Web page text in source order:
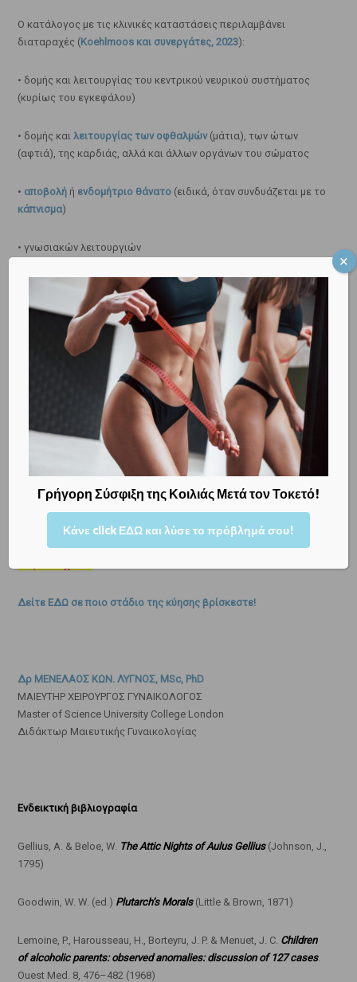
Ο κατάλογος με τις κλινικές καταστάσεις περιλαμβάνει
διαταραχές (Koehlmoos και συνεργάτες, 2023):
• δομής και λειτουργίας του κεντρικού νευρικού συστήματος
(κυρίως του εγκεφάλου)
• δομής και λειτουργίας των οφθαλμών(μάτια), των ώτων
(αφτιά), της καρδιάς, αλλά και άλλων οργάνων του σώματος
• αποβολήή ενδομήτριο θάνατο(ειδικά, όταν συνδυάζεται με το
κάπνισμα)
• γνωσιακών λειτουργιών
• της διάθεσης
• της ψυχικής υγείας (σύνδρομο διάσπασης της προσοχής/
υπερδραστηριότητας, κατάθλιψη, κατάχρηση ουσιών)
Κλείστε ΕΔΩ το ραντεβού σας, για να αντιμετωπίσουμε όποιο
γυναικολογικό θέμα, θέμα εγκυμοσύνης ή θέμα υπογονιμότητας
σας απασχολεί!
Κλείστε ΕΔΩ το ραντεβού σας, για να αντιμετωπίσουμε όποιο
γυναικολογικό θέμα, θέμα εγκυμοσύνης ή θέμα υπογονιμότητας
Δείτε ΕΔΩ σε ποιο στάδιο της κύησης βρίσκεστε!
Δρ ΜΕΝΕΛΑΟΣ ΚΩΝ. ΛΥΓΝΟΣ, MSc, PhD
ΜΑΙΕΥΤΗΡ ΧΕΙΡΟΥΡΓΟΣ ΓΥΝΑΙΚΟΛΟΓΟΣ
Master of Science University College London
Διδάκτωρ Μαιευτικής Γυναικολογίας
Ενδεικτική βιβλιογραφία
Gellius, A. & Beloe, W. The Attic Nights of Aulus Gellius(Johnson, J.,
1795)
Goodwin, W. W. (ed.) Plutarch’s Morals (Little & Brown, 1871)
Lemoine, P., Harousseau, H., Borteyru, J. P. & Menuet, J. C. Children
of alcoholic parents: observed anomalies: discussion of 127 cases.
Ouest Med. 8, 476–482 (1968)
Γρήγορη Σύσφιξη της Κοιλιάς Μετά τον Τοκετό!
Κάνε click ΕΔΩ και λύσε το πρόβλημά σου!